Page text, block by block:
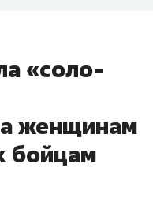
«соло-
женщинам
бойцам